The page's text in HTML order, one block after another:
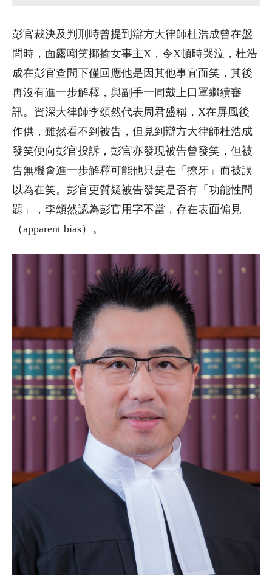
彭官裁決及判刑時曾提到辯方大律師杜浩成曾在盤
問時，面露嘲笑揶揄女事主X ，令X頓時哭泣，杜浩
成在彭官查問下僅回應他是因其他事宜而笑，其後
再沒有進一步解釋，與副手一同戴上口罩繼續審
訊。資深大律師李頌然代表周君盛稱， X在屏風後
作供，雖然看不到被告，但見到辯方大律師杜浩成
發笑便向彭官投訴，彭官亦發現被告曾發笑，但被
告無機會進一步解釋可能他只是在「撩牙」而被誤
以為在笑。彭官更質疑被告發笑是否有「功能性問
題」，李頌然認為彭官用字不當，存在表面偏見
（apparent bias）。